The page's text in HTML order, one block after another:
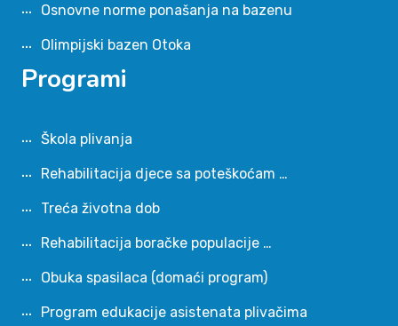
Osnovne norme ponašanja na bazenu
Olimpijski bazen Otoka
Programi
Škola plivanja
Rehabilitacija djece sa poteškoćam …
Treća životna dob
Rehabilitacija boračke populacije …
Obuka spasilaca (domaći program)
Program edukacije asistenata plivačima